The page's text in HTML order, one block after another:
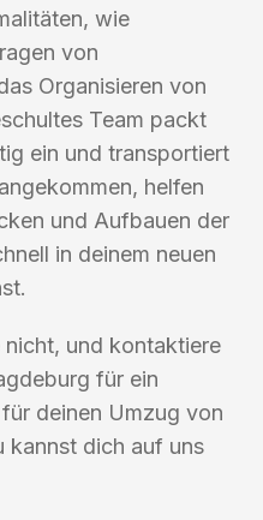
wie
von
Organisieren von
Team packt
ein und transportiert
helfen
und Aufbauen der
in deinem neuen
und kontaktiere
für ein
deinen Umzug von
kannst dich auf uns